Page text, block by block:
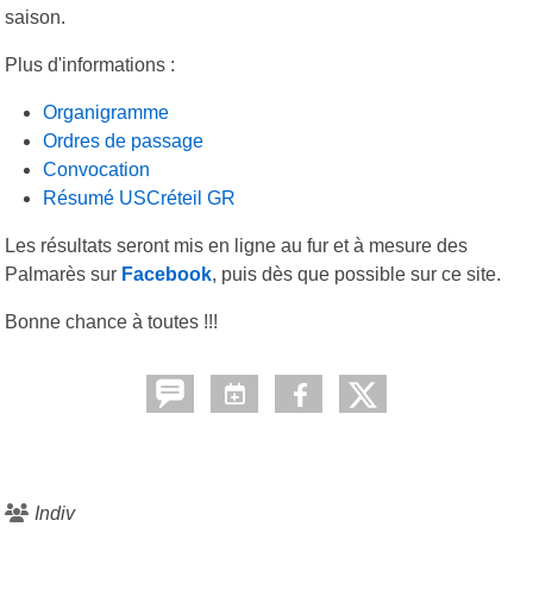
saison.
Plus d'informations :
Organigramme
Ordres de passage
Convocation
Résumé USCréteil GR
Les résultats seront mis en ligne au fur et à mesure des
Palmarès sur Facebook, puis dès que possible sur ce site.
Bonne chance à toutes !!!
Indiv